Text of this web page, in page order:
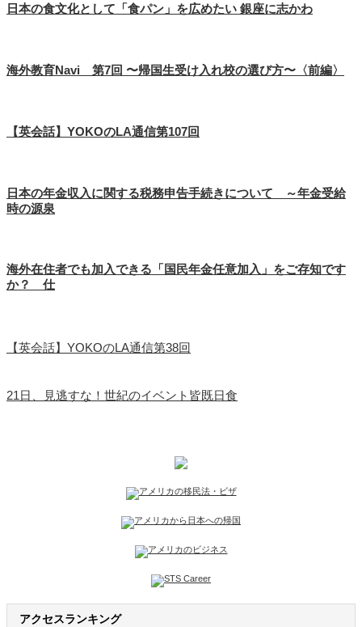
日本の食文化として「食パン」を広めたい 銀座に志かわ
海外教育Navi 第7回 〜帰国生受け入れ校の選び方〜〈前編〉
【英会話】YOKOのLA通信第107回
日本の年金収入に関する税務申告手続きについて ～年金受給
時の源泉
海外在住者でも加入できる「国民年金任意加入」をご存知です
か？ 仕
【英会話】YOKOのLA通信第38回
21日、見逃すな！世紀のイベント皆既日食
アクセスランキング